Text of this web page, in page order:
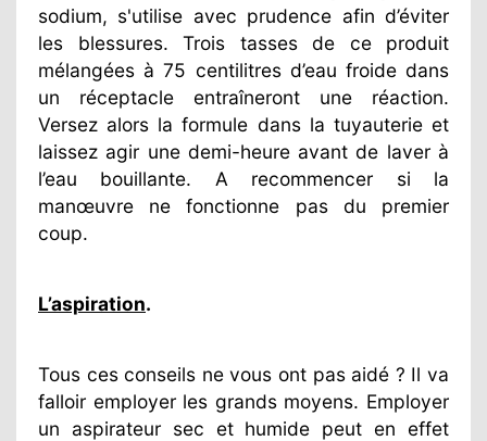
sodium, s'utilise avec prudence afin d’éviter
les blessures. Trois tasses de ce produit
mélangées à 75 centilitres d’eau froide dans
un réceptacle entraîneront une réaction.
Versez alors la formule dans la tuyauterie et
laissez agir une demi-heure avant de laver à
l’eau bouillante. A recommencer si la
manœuvre ne fonctionne pas du premier
coup.
L’aspiration.
Tous ces conseils ne vous ont pas aidé ? Il va
falloir employer les grands moyens. Employer
un aspirateur sec et humide peut en effet